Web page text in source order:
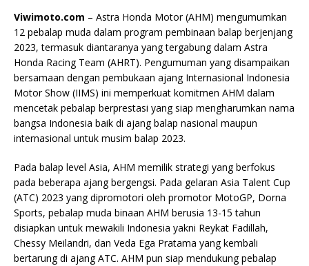
Viwimoto.com – Astra Honda Motor (AHM) mengumumkan
12 pebalap muda dalam program pembinaan balap berjenjang
2023, termasuk diantaranya yang tergabung dalam Astra
Honda Racing Team (AHRT). Pengumuman yang disampaikan
bersamaan dengan pembukaan ajang Internasional Indonesia
Motor Show (IIMS) ini memperkuat komitmen AHM dalam
mencetak pebalap berprestasi yang siap mengharumkan nama
bangsa Indonesia baik di ajang balap nasional maupun
internasional untuk musim balap 2023.
Pada balap level Asia, AHM memilik strategi yang berfokus
pada beberapa ajang bergengsi. Pada gelaran Asia Talent Cup
(ATC) 2023 yang dipromotori oleh promotor MotoGP, Dorna
Sports, pebalap muda binaan AHM berusia 13-15 tahun
disiapkan untuk mewakili Indonesia yakni Reykat Fadillah,
Chessy Meilandri, dan Veda Ega Pratama yang kembali
bertarung di ajang ATC. AHM pun siap mendukung pebalap